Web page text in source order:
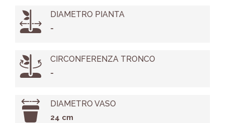
DIAMETRO PIANTA
-
CIRCONFERENZA TRONCO
-
DIAMETRO VASO
24 cm